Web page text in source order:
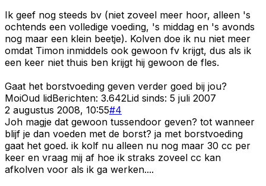
Ik geef nog steeds bv (niet zoveel meer hoor, alleen 's
ochtends een volledige voeding, 's middag en 's avonds
nog maar een klein beetje). Kolven doe ik nu niet meer
omdat Timon inmiddels ook gewoon fv krijgt, dus als ik
een keer niet thuis ben krijgt hij gewoon de fles.
Gaat het borstvoeding geven verder goed bij jou?
MoiOud lidBerichten: 3.642Lid sinds: 5 juli 2007
2 augustus 2008, 10:55#4
Joh magje dat gewoon tussendoor geven? tot wanneer
blijf je dan voeden met de borst? ja met borstvoeding
gaat het goed. ik kolf nu alleen nu nog maar 30 cc per
keer en vraag mij af hoe ik straks zoveel cc kan
afkolven voor als ik ga werken....